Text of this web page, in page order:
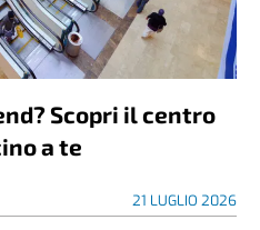
Scopri il centro
a te
21 LUGLIO 2026